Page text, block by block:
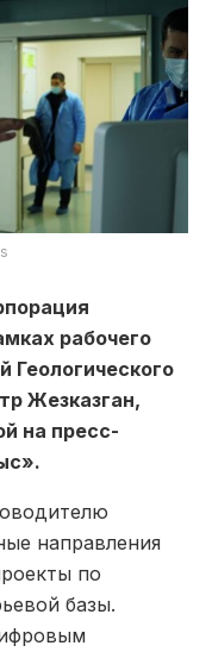
рабочего
Геологического
Жезказган,
на пресс-
направления
по
базы.